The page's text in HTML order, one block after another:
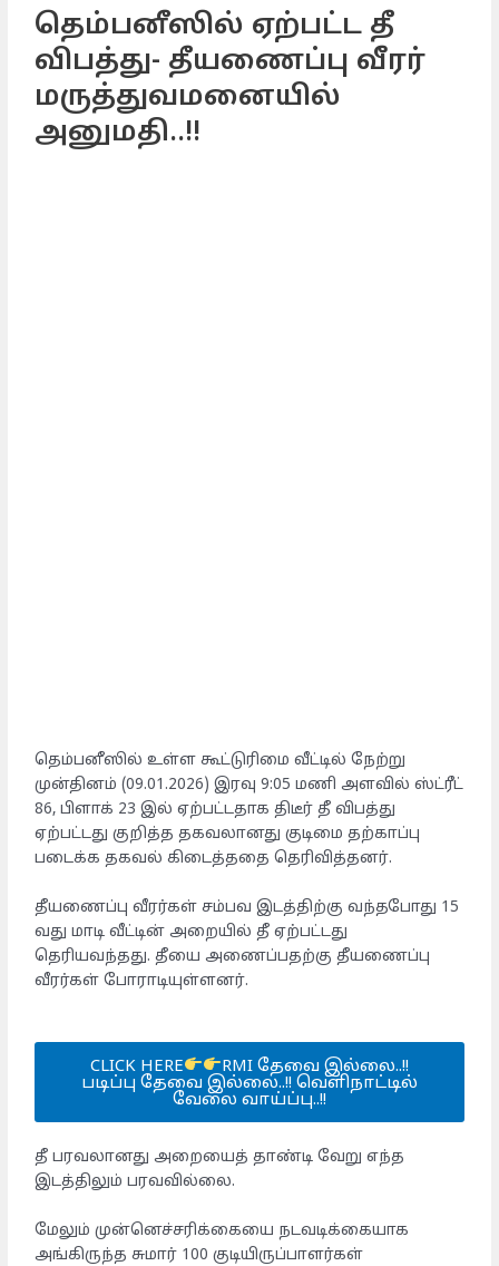
தெம்பனீஸில் ஏற்பட்ட தீ
விபத்து- தீயணைப்பு வீரர்
மருத்துவமனையில்
அனுமதி..!!
தெம்பனீஸில் உள்ள கூட்டுரிமை வீட்டில் நேற்று
முன்தினம் (09.01.2026) இரவு 9:05 மணி அளவில் ஸ்ட்ரீட்
86, பிளாக் 23 இல் ஏற்பட்டதாக திடீர் தீ விபத்து
ஏற்பட்டது குறித்த தகவலானது குடிமை தற்காப்பு
படைக்க தகவல் கிடைத்ததை தெரிவித்தனர்.
தீயணைப்பு வீரர்கள் சம்பவ இடத்திற்கு வந்தபோது 15
வது மாடி வீட்டின் அறையில் தீ ஏற்பட்டது
தெரியவந்தது. தீயை அணைப்பதற்கு தீயணைப்பு
வீரர்கள் போராடியுள்ளனர்.
CLICK HERE RMI தேவை இல்லை..!!
படிப்பு தேவை இல்லை..!! வெளிநாட்டில்
வேலை வாய்ப்பு..!!
தீ பரவலானது அறையைத் தாண்டி வேறு எந்த
இடத்திலும் பரவவில்லை.
மேலும் முன்னெச்சரிக்கையை நடவடிக்கையாக
அங்கிருந்த சுமார் 100 குடியிருப்பாளர்கள்